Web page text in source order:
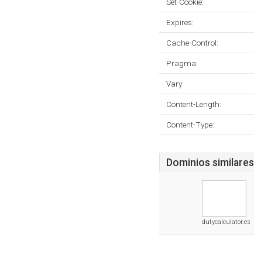
Expires:
Cache-Control:
Pragma:
Vary:
Content-Length:
Content-Type:
Dominios similares
dutycalculator.es